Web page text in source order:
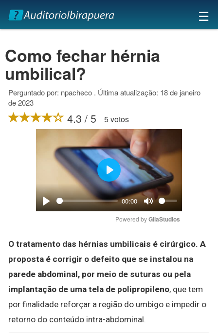
×
☰
Como fechar hérnia
umbilical?
Perguntado por: npacheco . Última atualização: 18 de janeiro
de 2023
4.3 / 5 5 votos
Play
00:00
Mute
Play
Powered by GliaStudios
O tratamento das hérnias umbilicais é cirúrgico. A
proposta é corrigir o defeito que se instalou na
parede abdominal, por meio de suturas ou pela
implantação de uma tela de polipropileno, que tem
por finalidade reforçar a região do umbigo e impedir o
retorno do conteúdo intra-abdominal.